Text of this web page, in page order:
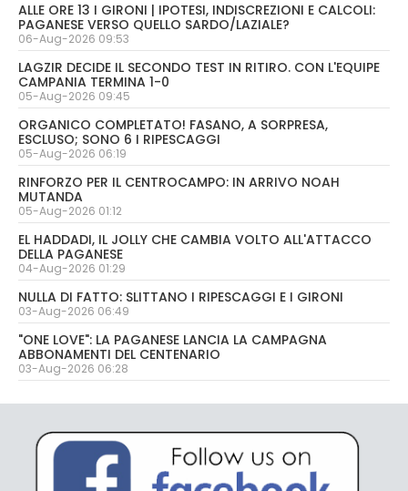
ALLE ORE 13 I GIRONI | IPOTESI, INDISCREZIONI E CALCOLI:
PAGANESE VERSO QUELLO SARDO/LAZIALE?
06-Aug-2026 09:53
LAGZIR DECIDE IL SECONDO TEST IN RITIRO. CON L'EQUIPE
CAMPANIA TERMINA 1-0
05-Aug-2026 09:45
ORGANICO COMPLETATO! FASANO, A SORPRESA,
ESCLUSO; SONO 6 I RIPESCAGGI
05-Aug-2026 06:19
RINFORZO PER IL CENTROCAMPO: IN ARRIVO NOAH
MUTANDA
05-Aug-2026 01:12
EL HADDADI, IL JOLLY CHE CAMBIA VOLTO ALL'ATTACCO
DELLA PAGANESE
04-Aug-2026 01:29
NULLA DI FATTO: SLITTANO I RIPESCAGGI E I GIRONI
03-Aug-2026 06:49
"ONE LOVE": LA PAGANESE LANCIA LA CAMPAGNA
ABBONAMENTI DEL CENTENARIO
03-Aug-2026 06:28